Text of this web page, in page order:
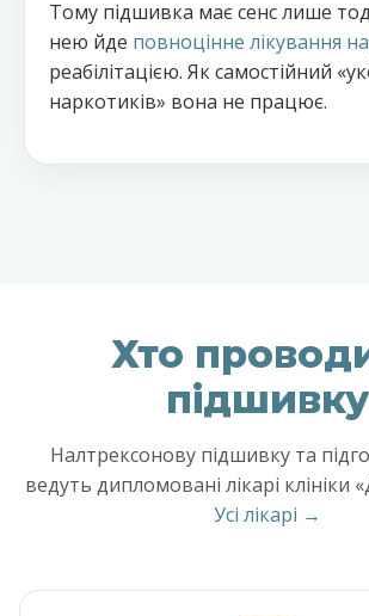
Тому підшивка має сенс лише
нею йде повноцінне лікування
реабілітацією. Як самостійний
наркотиків» вона не працює.
Хто
підшивку
Налтрексонову підшивку та
ведуть дипломовані лікарі клініки
Усі лікарі →